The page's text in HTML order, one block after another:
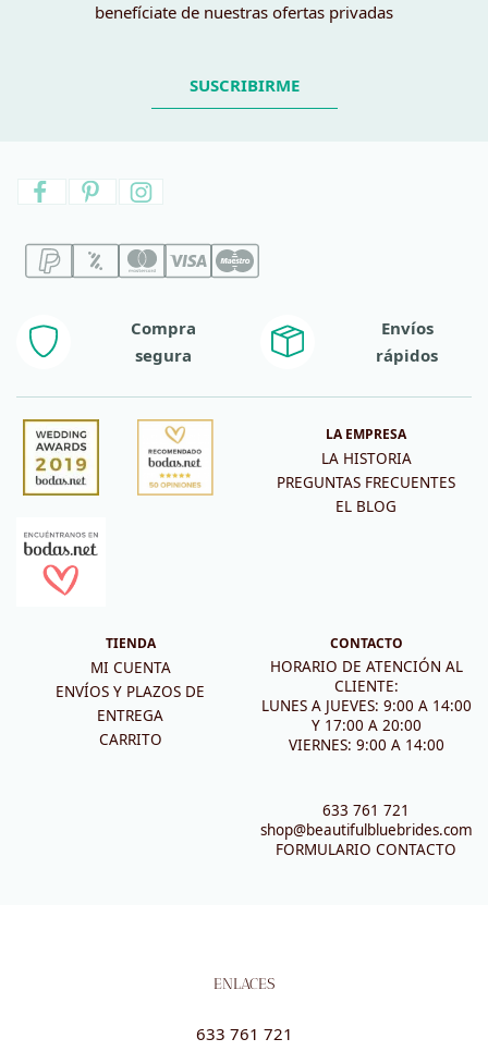
benefíciate de nuestras ofertas privadas
SUSCRIBIRME
Compra
segura
Envíos
rápidos
LA EMPRESA
LA HISTORIA
PREGUNTAS FRECUENTES
EL BLOG
TIENDA
MI CUENTA
ENVÍOS Y PLAZOS DE
ENTREGA
CARRITO
CONTACTO
HORARIO DE ATENCIÓN AL
CLIENTE:
LUNES A JUEVES: 9:00 A 14:00
Y 17:00 A 20:00
VIERNES: 9:00 A 14:00
633 761 721
shop@beautifulbluebrides.com
FORMULARIO CONTACTO
ENLACES
633 761 721